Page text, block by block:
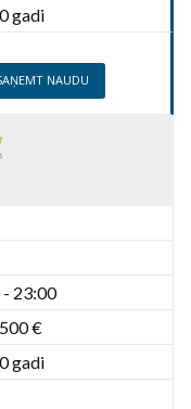
gadi
NAUDU
23:00
€
gadi